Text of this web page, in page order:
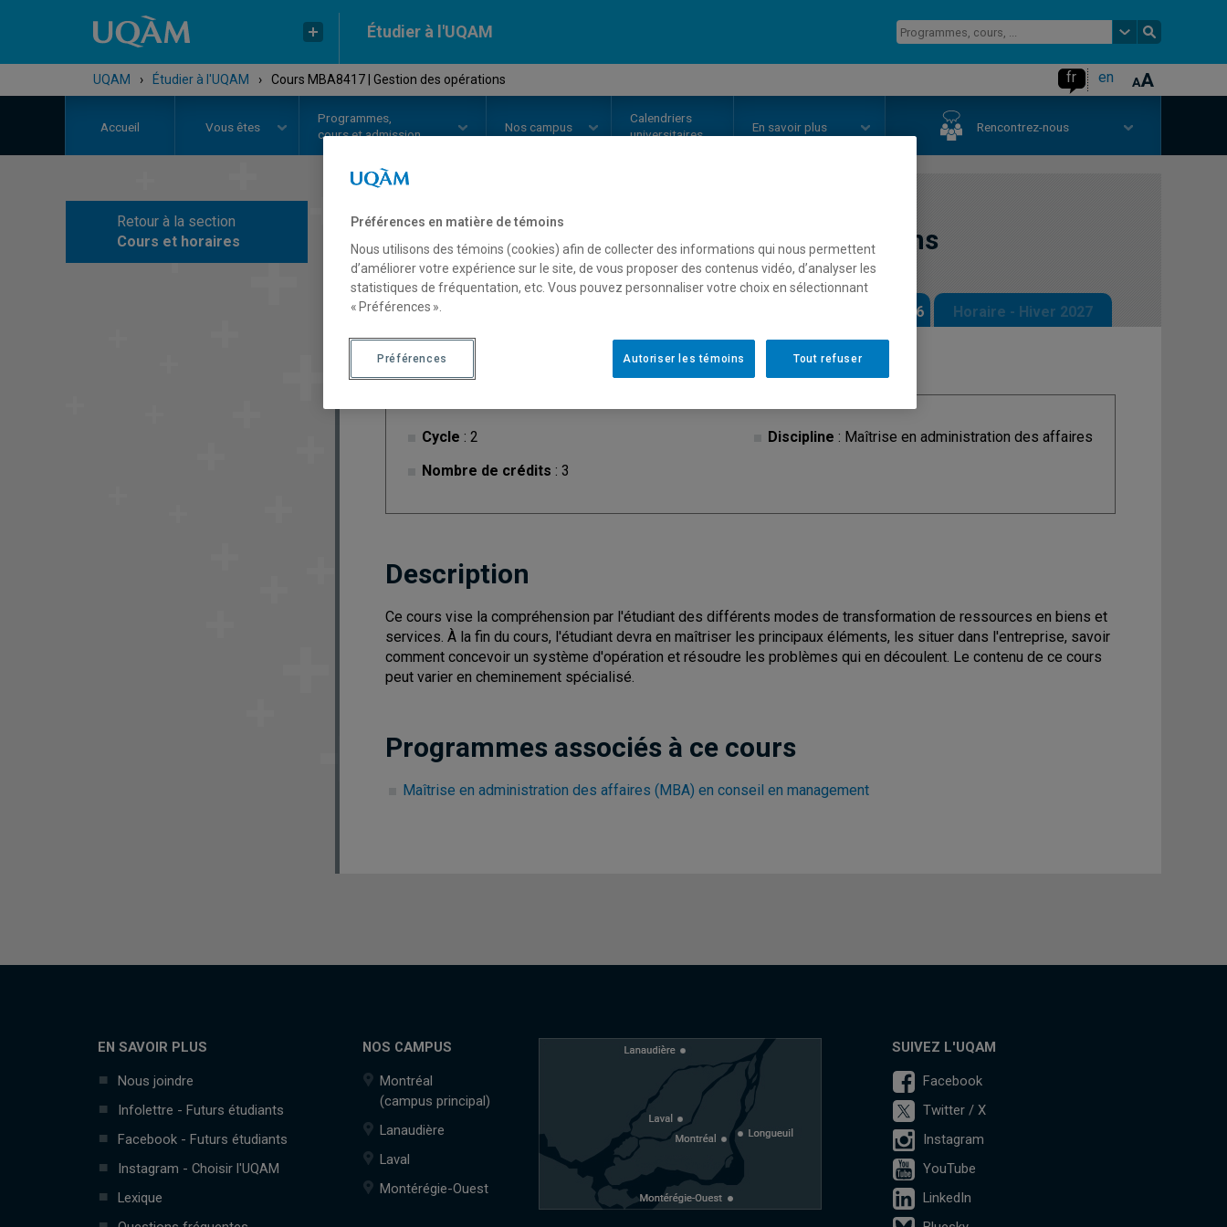
Étudier à l'UQAM
UQAM › Étudier à l'UQAM › Cours MBA8417 | Gestion des opérations fr en
Accueil Vous êtes
Programmes,
cours et admission
Nos campus
Calendriers
universitaires
En savoir plus Rencontrez-nous
Retour à la section
Cours et horaires
COURS// MBA8417-Gestion des opérations
Description Horaire - Automne 2026 Horaire - Hiver 2027
Cycle : 2
Nombre de crédits : 3
Discipline : Maîtrise en administration des affaires
Description
Ce cours vise la compréhension par l'étudiant des différents modes de transformation de ressources en biens et
services. À la fin du cours, l'étudiant devra en maîtriser les principaux éléments, les situer dans l'entreprise, savoir
comment concevoir un système d'opération et résoudre les problèmes qui en découlent. Le contenu de ce cours
peut varier en cheminement spécialisé.
Programmes associés à ce cours
Maîtrise en administration des affaires (MBA) en conseil en management
EN SAVOIR PLUS
Nous joindre
Infolettre - Futurs étudiants
Facebook - Futurs étudiants
Instagram - Choisir l'UQAM
Lexique
NOS CAMPUS
Montréal
(campus principal)
Lanaudière
Laval
Montérégie-Ouest
SUIVEZ L'UQAM
Facebook
Twitter / X
Instagram
YouTube
LinkedIn
Préférences en matière de témoins
Nous utilisons des témoins (cookies) afin de collecter des informations qui nous permettent
d’améliorer votre expérience sur le site, de vous proposer des contenus vidéo, d’analyser les
statistiques de fréquentation, etc. Vous pouvez personnaliser votre choix en sélectionnant
« Préférences ».
Tout refuser
Autoriser les témoins
Préférences